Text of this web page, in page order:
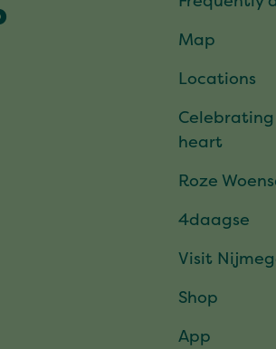
Map
Locations
heart
Roze
4daagse
Visit
Shop
App